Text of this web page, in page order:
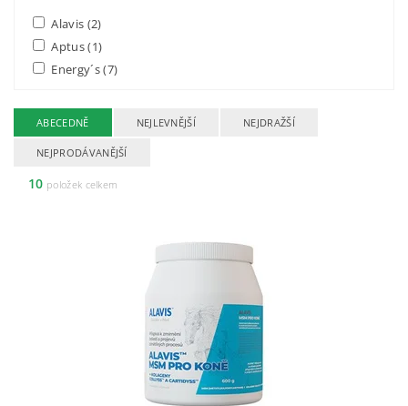
Alavis (2)
Aptus(1)
Energy´s(7)
ABECEDNĚ NEJLEVNĚJŠÍ NEJDRAŽŠÍ
NEJPRODÁVANĚJŠÍ
10 položek celkem